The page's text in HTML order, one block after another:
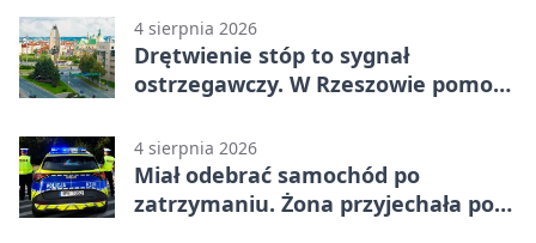
4 sierpnia 2026
Drętwienie stóp to sygnał
ostrzegawczy. W Rzeszowie pomoże
4 sierpnia 2026
Miał odebrać samochód po
zatrzymaniu. Żona przyjechała po